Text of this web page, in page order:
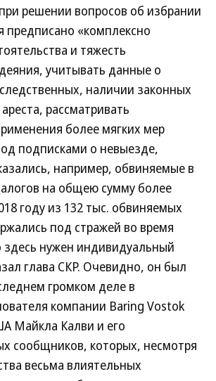
решении вопросов об избрании
предписано «комплексно
и тяжесть
учитывать данные о
наличии законных
рассматривать
более мягких мер
подписками о невыезде,
например, обвиняемые в
на общею сумму более
году из 132 тыс. обвиняемых
под стражей во время
здесь нужен индивидуальный
глава СКР. Очевидно, он был
громком деле в
компании Baring Vostok
Майкла Калви и его
сообщников, которых, несмотря
весьма влиятельных